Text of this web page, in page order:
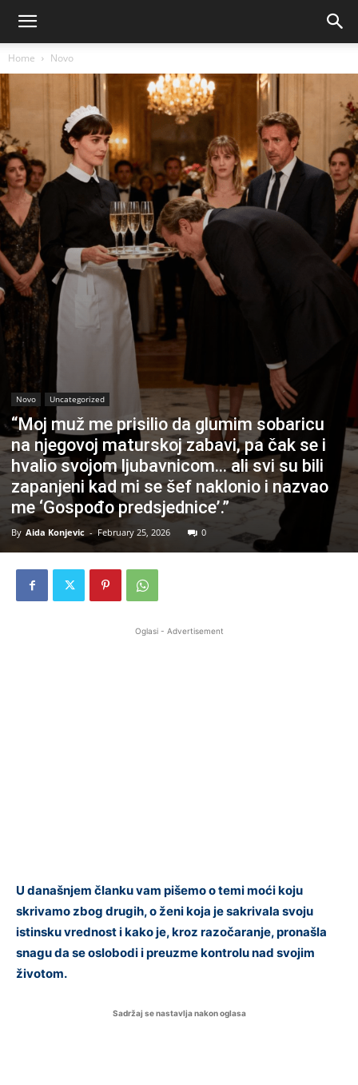
Home Novo
Novo Uncategorized
“Moj muž me prisilio da glumim sobaricu
na njegovoj maturskoj zabavi, pa čak se i
hvalio svojom ljubavnicom… ali svi su bili
zapanjeni kad mi se šef naklonio i nazvao
me ‘Gospođo predsjednice’.”
By Aida Konjevic - February 25, 2026 0
Oglasi - Advertisement
U današnjem članku vam pišemo o temi moći koju
skrivamo zbog drugih, o ženi koja je sakrivala svoju
istinsku vrednost i kako je, kroz razočaranje, pronašla
snagu da se oslobodi i preuzme kontrolu nad svojim
životom.
Sadržaj se nastavlja nakon oglasa